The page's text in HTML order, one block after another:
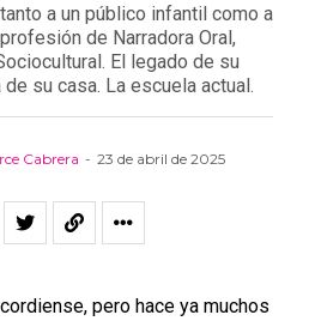
a un público infantil como a
de Narradora Oral,
El legado de su
su casa. La escuela actual.
Cabrera - 23 de abril de 2025
pero hace ya muchos